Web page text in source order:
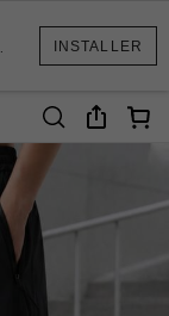
INSTALLER